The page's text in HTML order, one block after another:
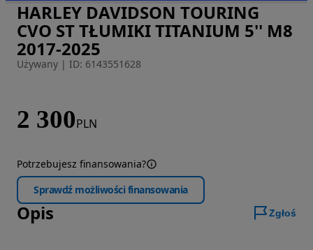
Zdjęcie 1 z 10
HARLEY DAVIDSON TOURING
CVO ST TŁUMIKI TITANIUM 5'' M8
2017-2025
Używany | ID: 6143551628
2 300PLN
Potrzebujesz finansowania?
Sprawdź możliwości finansowania
Opis Zgłoś